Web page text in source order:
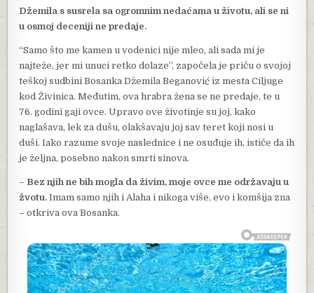
Džemila s susrela sa ogromnim nedaćama u životu, ali se ni
u osmoj deceniji ne predaje.
“Samo što me kamen u vodenici nije mleo, ali sada mi je
najteže, jer mi unuci retko dolaze”, započela je priču o svojoj
teškoj sudbini Bosanka Džemila Beganović iz mesta Ciljuge
kod Živinica. Međutim, ova hrabra žena se ne predaje, te u
76. godini gaji ovce. Upravo ove životinje su joj, kako
naglašava, lek za dušu, olakšavaju joj sav teret koji nosi u
duši. Iako razume svoje naslednice i ne osuđuje ih, ističe da ih
je željna, posebno nakon smrti sinova.
– Bez njih ne bih mogla da živim, moje ovce me održavaju u
žvotu. Imam samo njih i Alaha i nikoga više, evo i komšija zna
– otkriva ova Bosanka.